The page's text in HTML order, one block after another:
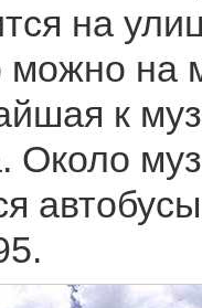
на
можно на
к
Около